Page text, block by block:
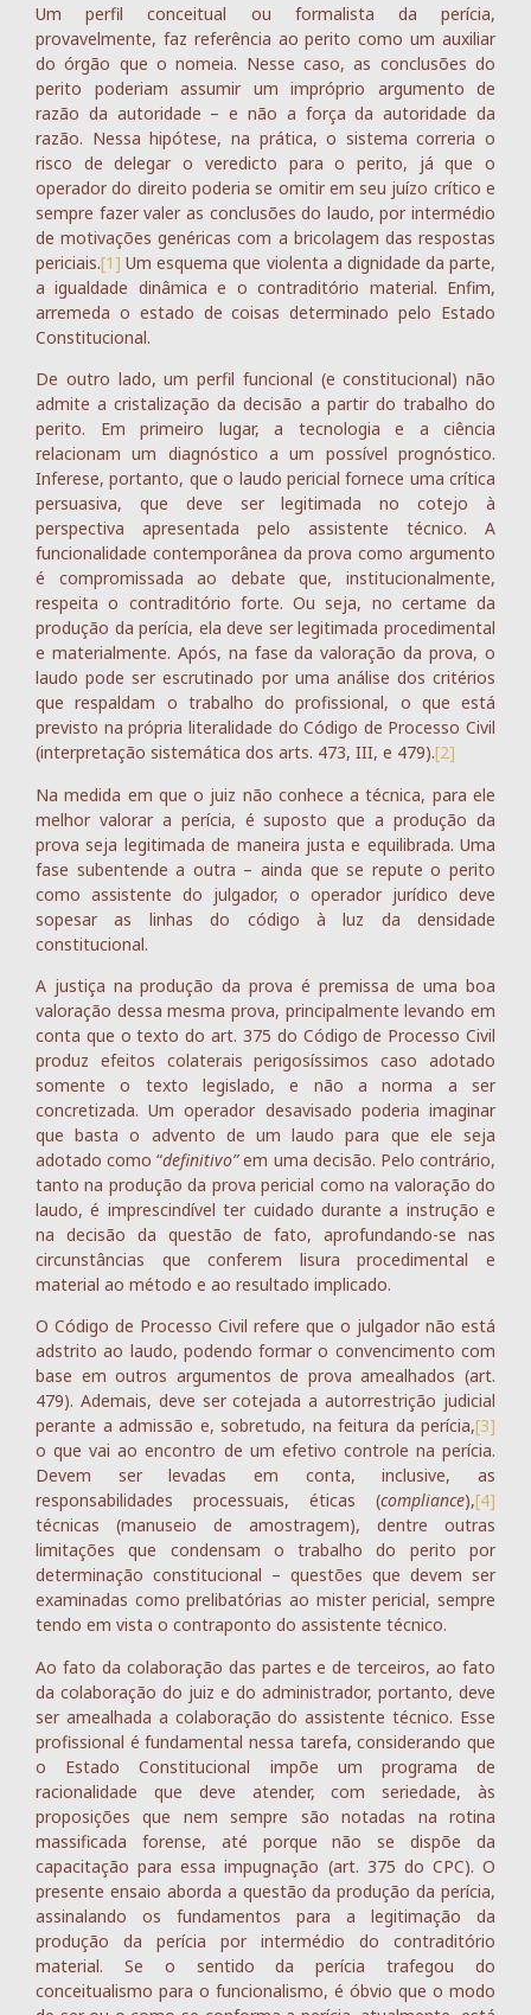
Um perfil conceitual ou formalista da perícia,
provavelmente, faz referência ao perito como um auxiliar
do órgão que o nomeia. Nesse caso, as conclusões do
perito poderiam assumir um impróprio argumento de
razão da autoridade – e não a força da autoridade da
razão. Nessa hipótese, na prática, o sistema correria o
risco de delegar o veredicto para o perito, já que o
operador do direito poderia se omitir em seu juízo crítico e
sempre fazer valer as conclusões do laudo, por intermédio
de motivações genéricas com a bricolagem das respostas
periciais.[1] Um esquema que violenta a dignidade da parte,
a igualdade dinâmica e o contraditório material. Enfim,
arremeda o estado de coisas determinado pelo Estado
Constitucional.
De outro lado, um perfil funcional (e constitucional) não
admite a cristalização da decisão a partir do trabalho do
perito. Em primeiro lugar, a tecnologia e a ciência
relacionam um diagnóstico a um possível prognóstico.
Inferese, portanto, que o laudo pericial fornece uma crítica
persuasiva, que deve ser legitimada no cotejo à
perspectiva apresentada pelo assistente técnico. A
funcionalidade contemporânea da prova como argumento
é compromissada ao debate que, institucionalmente,
respeita o contraditório forte. Ou seja, no certame da
produção da perícia, ela deve ser legitimada procedimental
e materialmente. Após, na fase da valoração da prova, o
laudo pode ser escrutinado por uma análise dos critérios
que respaldam o trabalho do profissional, o que está
previsto na própria literalidade do Código de Processo Civil
(interpretação sistemática dos arts. 473, III, e 479).[2]
Na medida em que o juiz não conhece a técnica, para ele
melhor valorar a perícia, é suposto que a produção da
prova seja legitimada de maneira justa e equilibrada. Uma
fase subentende a outra – ainda que se repute o perito
como assistente do julgador, o operador jurídico deve
sopesar as linhas do código à luz da densidade
constitucional.
A justiça na produção da prova é premissa de uma boa
valoração dessa mesma prova, principalmente levando em
conta que o texto do art. 375 do Código de Processo Civil
produz efeitos colaterais perigosíssimos caso adotado
somente o texto legislado, e não a norma a ser
concretizada. Um operador desavisado poderia imaginar
que basta o advento de um laudo para que ele seja
adotado como “definitivo”em uma decisão. Pelo contrário,
tanto na produção da prova pericial como na valoração do
laudo, é imprescindível ter cuidado durante a instrução e
na decisão da questão de fato, aprofundando-se nas
circunstâncias que conferem lisura procedimental e
material ao método e ao resultado implicado.
O Código de Processo Civil refere que o julgador não está
adstrito ao laudo, podendo formar o convencimento com
base em outros argumentos de prova amealhados (art.
479). Ademais, deve ser cotejada a autorrestrição judicial
perante a admissão e, sobretudo, na feitura da perícia,[3]
o que vai ao encontro de um efetivo controle na perícia.
Devem ser levadas em conta, inclusive, as
responsabilidades processuais, éticas (compliance),[4]
técnicas (manuseio de amostragem), dentre outras
limitações que condensam o trabalho do perito por
determinação constitucional – questões que devem ser
examinadas como prelibatórias ao mister pericial, sempre
tendo em vista o contraponto do assistente técnico.
Ao fato da colaboração das partes e de terceiros, ao fato
da colaboração do juiz e do administrador, portanto, deve
ser amealhada a colaboração do assistente técnico. Esse
profissional é fundamental nessa tarefa, considerando que
o Estado Constitucional impõe um programa de
racionalidade que deve atender, com seriedade, às
proposições que nem sempre são notadas na rotina
massificada forense, até porque não se dispõe da
capacitação para essa impugnação (art. 375 do CPC). O
presente ensaio aborda a questão da produção da perícia,
assinalando os fundamentos para a legitimação da
produção da perícia por intermédio do contraditório
material. Se o sentido da perícia trafegou do
conceitualismo para o funcionalismo, é óbvio que o modo